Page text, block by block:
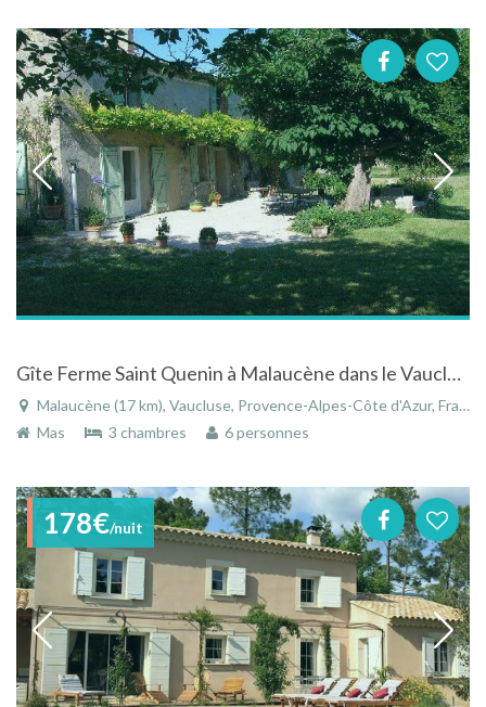
Gîte Ferme Saint Quenin à Malaucène dans le Vaucluse au pied du Mont Ventoux
Malaucène (17 km), Vaucluse, Provence-Alpes-Côte d'Azur, France
Mas
3 chambres 6 personnes
178€/nuit